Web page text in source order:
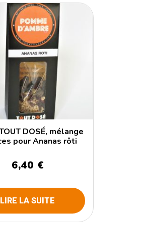
DOSÉ, mélange
pour Ananas rôti
6,40 €
LIRE LA SUITE